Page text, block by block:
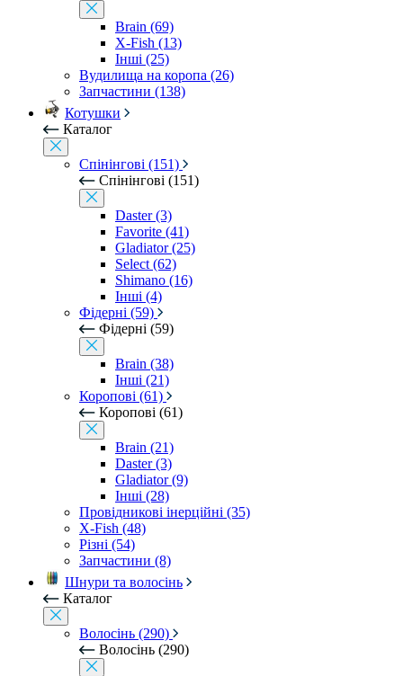
Brain (69)
X-Fish (13)
Інші (25)
Вудилища на коропа (26)
Запчастини (138)
Котушки
Каталог
Спінінгові (151)
Спінінгові (151)
Daster (3)
Favorite (41)
Gladiator (25)
Select (62)
Shimano (16)
Інші (4)
Фідерні (59)
Фідерні (59)
Brain (38)
Інші (21)
Коропові (61)
Коропові (61)
Brain (21)
Daster (3)
Gladiator (9)
Інші (28)
Провідникові інерційні (35)
X-Fish (48)
Різні (54)
Запчастини (8)
Шнури та волосінь
Каталог
Волосінь (290)
Волосінь (290)